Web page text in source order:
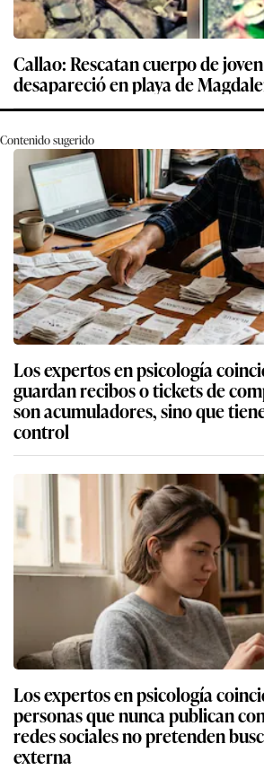
Callao: Rescatan cuerpo de
desapareció en playa de
Contenido sugerido
Los expertos en psicología
guardan recibos o tickets de
son acumuladores, sino que
control
Los expertos en psicología
personas que nunca publican
redes sociales no pretenden
externa